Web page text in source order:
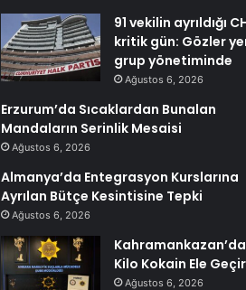
91 vekilin ayrıldığı
kritik gün: Gözler
grup yönetiminde
Ağustos 6, 2026
Erzurum’da Sıcaklardan Bunalan
Mandaların Serinlik Mesaisi
Ağustos 6, 2026
Almanya’da Entegrasyon Kurslarına
Ayrılan Bütçe Kesintisine Tepki
Ağustos 6, 2026
Kilo Kokain Ele
Ağustos 6, 2026